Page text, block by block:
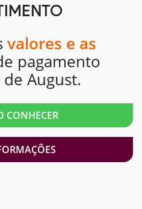
valores e as
pagamento
August.